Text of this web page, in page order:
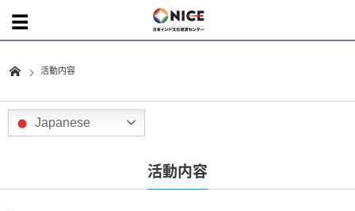
活動内容
Japanese
活動内容